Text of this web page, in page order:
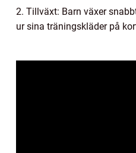
2. Tillväxt: Barn växer
ur sina träningskläder på